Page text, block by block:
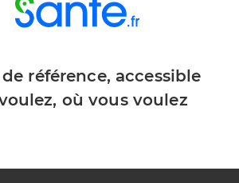
référence, accessible
où vous voulez